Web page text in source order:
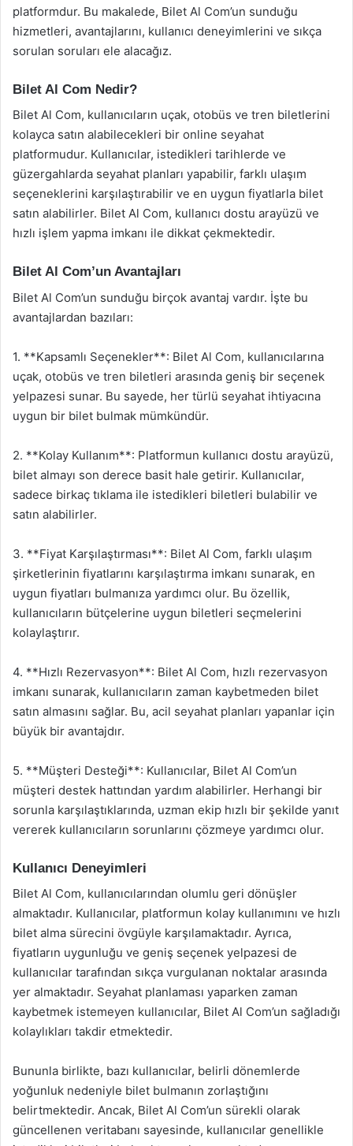
platformdur. Bu makalede, Bilet Al Com’un sunduğu
hizmetleri, avantajlarını, kullanıcı deneyimlerini ve sıkça
sorulan soruları ele alacağız.
Bilet Al Com Nedir?
Bilet Al Com, kullanıcıların uçak, otobüs ve tren biletlerini
kolayca satın alabilecekleri bir online seyahat
platformudur. Kullanıcılar, istedikleri tarihlerde ve
güzergahlarda seyahat planları yapabilir, farklı ulaşım
seçeneklerini karşılaştırabilir ve en uygun fiyatlarla bilet
satın alabilirler. Bilet Al Com, kullanıcı dostu arayüzü ve
hızlı işlem yapma imkanı ile dikkat çekmektedir.
Bilet Al Com’un Avantajları
Bilet Al Com’un sunduğu birçok avantaj vardır. İşte bu
avantajlardan bazıları:
1. **Kapsamlı Seçenekler**: Bilet Al Com, kullanıcılarına
uçak, otobüs ve tren biletleri arasında geniş bir seçenek
yelpazesi sunar. Bu sayede, her türlü seyahat ihtiyacına
uygun bir bilet bulmak mümkündür.
2. **Kolay Kullanım**: Platformun kullanıcı dostu arayüzü,
bilet almayı son derece basit hale getirir. Kullanıcılar,
sadece birkaç tıklama ile istedikleri biletleri bulabilir ve
satın alabilirler.
3. **Fiyat Karşılaştırması**: Bilet Al Com, farklı ulaşım
şirketlerinin fiyatlarını karşılaştırma imkanı sunarak, en
uygun fiyatları bulmanıza yardımcı olur. Bu özellik,
kullanıcıların bütçelerine uygun biletleri seçmelerini
kolaylaştırır.
4. **Hızlı Rezervasyon**: Bilet Al Com, hızlı rezervasyon
imkanı sunarak, kullanıcıların zaman kaybetmeden bilet
satın almasını sağlar. Bu, acil seyahat planları yapanlar için
büyük bir avantajdır.
5. **Müşteri Desteği**: Kullanıcılar, Bilet Al Com’un
müşteri destek hattından yardım alabilirler. Herhangi bir
sorunla karşılaştıklarında, uzman ekip hızlı bir şekilde yanıt
vererek kullanıcıların sorunlarını çözmeye yardımcı olur.
Kullanıcı Deneyimleri
Bilet Al Com, kullanıcılarından olumlu geri dönüşler
almaktadır. Kullanıcılar, platformun kolay kullanımını ve hızlı
bilet alma sürecini övgüyle karşılamaktadır. Ayrıca,
fiyatların uygunluğu ve geniş seçenek yelpazesi de
kullanıcılar tarafından sıkça vurgulanan noktalar arasında
yer almaktadır. Seyahat planlaması yaparken zaman
kaybetmek istemeyen kullanıcılar, Bilet Al Com’un sağladığı
kolaylıkları takdir etmektedir.
Bununla birlikte, bazı kullanıcılar, belirli dönemlerde
yoğunluk nedeniyle bilet bulmanın zorlaştığını
belirtmektedir. Ancak, Bilet Al Com’un sürekli olarak
güncellenen veritabanı sayesinde, kullanıcılar genellikle